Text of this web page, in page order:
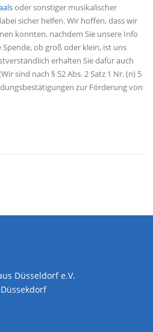
oder sonstiger musikalischer
sicher helfen. Wir hoffen, dass wir
konnten, nachdem Sie unsere Info
Spende, ob groß oder klein, ist uns
erhalten Sie dafür auch
sind nach § 52 Abs. 2 Satz 1 Nr. (n) 5
zur Förderung von
Düsseldorf e.V.